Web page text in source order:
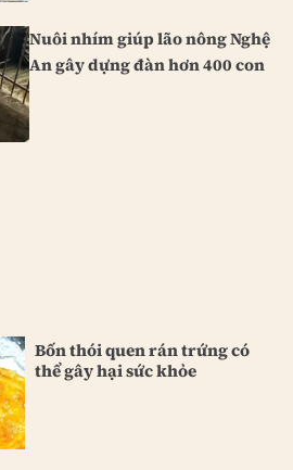
Nuôi nhím giúp lão nông Nghệ
An gây dựng đàn hơn 400 con
Bốn thói quen rán trứng có
thể gây hại sức khỏe